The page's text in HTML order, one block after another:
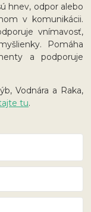
hnev, odpor alebo
v komunikácii.
vnímavosť,
Pomáha
a podporuje
Vodnára a Raka,
tu.